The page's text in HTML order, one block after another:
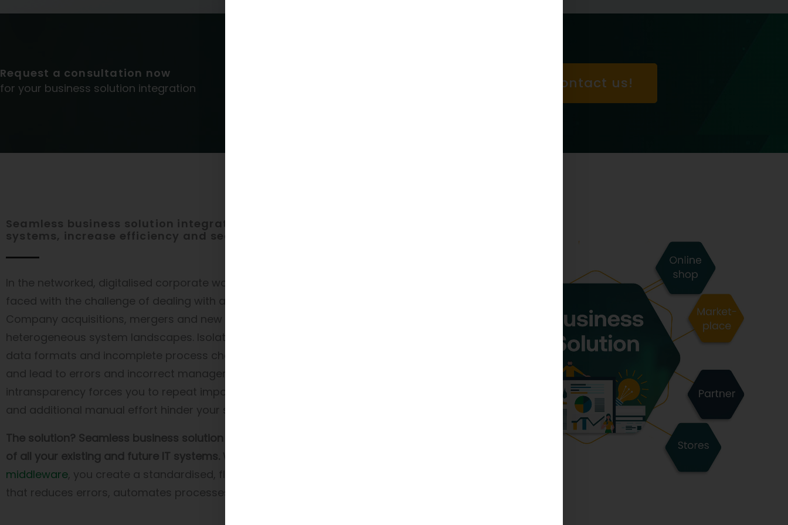
Request a consultation now
for your business solution integration
Contact us!
Seamless business solution integration: network your IT
systems, increase efficiency and secure growth
In the networked, digitalised corporate world, many companies are
faced with the challenge of dealing with a multitude of IT systems.
Company acquisitions, mergers and new partnerships often lead to
heterogeneous system landscapes. Isolated systems, incompatible
data formats and incomplete process chains slow down efficiency
and lead to errors and incorrect management decisions. Data
intransparency forces you to repeat important tasks, while high costs
and additional manual effort hinder your scalability and growth.
The solution? Seamless business solution integration – the networking
of all your existing and future IT systems. With
middleware, you create a standardised, flexible system landscape
that reduces errors, automates processes and enables growth.